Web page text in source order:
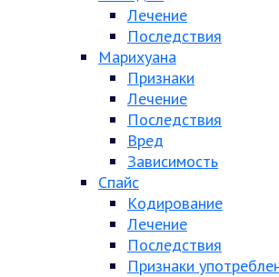
Лечение
Последствия
Марихуана
Признаки
Лечение
Последствия
Вред
Зависимость
Спайс
Кодирование
Лечение
Последствия
Признаки